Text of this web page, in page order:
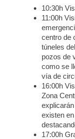
10:30h
11:00h
centro de
túneles
pozos de
como se
vía de
16:00h
Zona
existen
17:00h